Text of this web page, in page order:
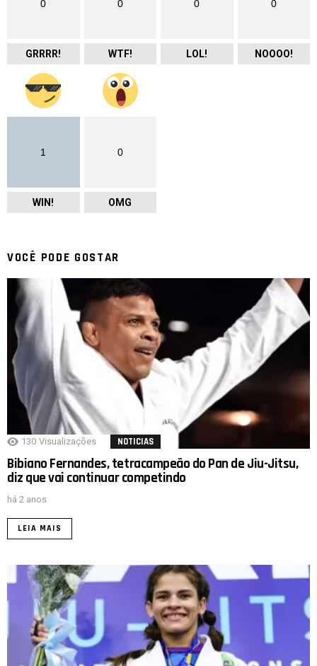
0
GRRRR!
0
WTF!
0
LOL!
0
NOOOO!
1
WIN!
0
OMG
VOCÊ PODE GOSTAR
130 Visualizações NOTICIAS
Bibiano Fernandes, tetracampeão do Pan de Jiu-Jitsu,
diz que vai continuar competindo
há 2 anos
LEIA MAIS